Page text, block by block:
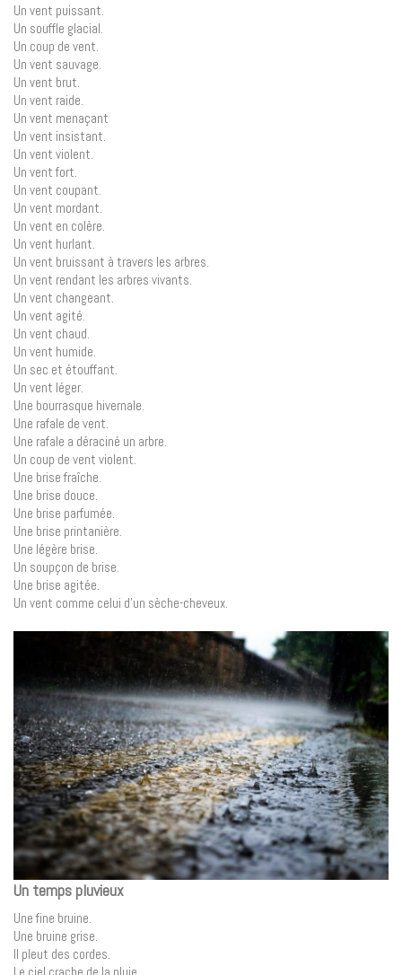
Un vent puissant.
Un souffle glacial.
Un coup de vent.
Un vent sauvage.
Un vent brut.
Un vent raide.
Un vent menaçant
Un vent insistant.
Un vent violent.
Un vent fort.
Un vent coupant.
Un vent mordant.
Un vent en colère.
Un vent hurlant.
Un vent bruissant à travers les arbres.
Un vent rendant les arbres vivants.
Un vent changeant.
Un vent agité.
Un vent chaud.
Un vent humide.
Un sec et étouffant.
Un vent léger.
Une bourrasque hivernale.
Une rafale de vent.
Une rafale a déraciné un arbre.
Un coup de vent violent.
Une brise fraîche.
Une brise douce.
Une brise parfumée.
Une brise printanière.
Une légère brise.
Un soupçon de brise.
Une brise agitée.
Un vent comme celui d’un sèche-cheveux.
Un temps pluvieux
Une fine bruine.
Une bruine grise.
Il pleut des cordes.